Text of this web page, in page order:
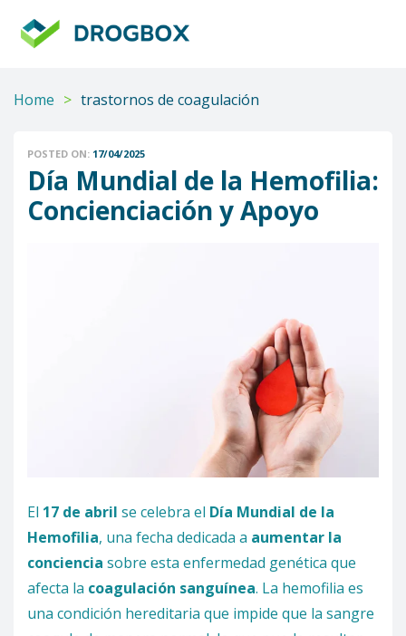
Home > trastornos de coagulación
POSTED ON: 17/04/2025
Día Mundial de la Hemofilia:
Concienciación y Apoyo
El 17 de abril se celebra el Día Mundial de la
Hemofilia, una fecha dedicada a aumentar la
conciencia sobre esta enfermedad genética que
afecta la coagulación sanguínea. La hemofilia es
una condición hereditaria que impide que la sangre